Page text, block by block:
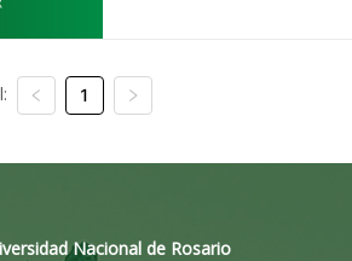
1
Nacional de Rosario